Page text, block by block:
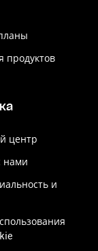
продуктов
центр
нами
и